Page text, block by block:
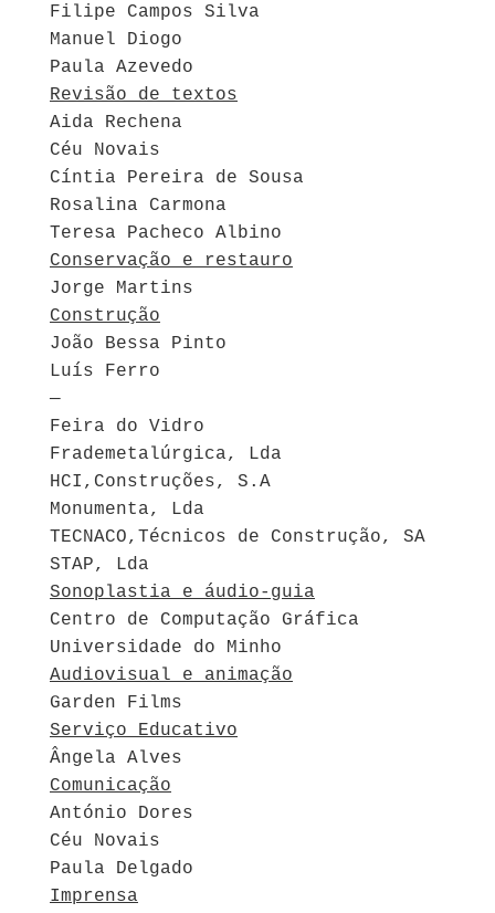
Filipe Campos Silva
Manuel Diogo
Paula Azevedo
Revisão de textos
Aida Rechena
Céu Novais
Cíntia Pereira de Sousa
Rosalina Carmona
Teresa Pacheco Albino
Conservação e restauro
Jorge Martins
Construção
João Bessa Pinto
Luís Ferro
—
Feira do Vidro
Frademetalúrgica, Lda
HCI,Construções, S.A
Monumenta, Lda
TECNACO,Técnicos de Construção, SA
STAP, Lda
Sonoplastia e áudio-guia
Centro de Computação Gráfica
Universidade do Minho
Audiovisual e animação
Garden Films
Serviço Educativo
Ângela Alves
Comunicação
António Dores
Céu Novais
Paula Delgado
Imprensa